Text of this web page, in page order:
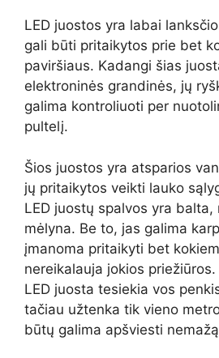
LED juostos yra labai
gali būti pritaikytos prie bet
paviršiaus. Kadangi šias
elektroninės grandinės, jų
galima kontroliuoti per
pultelį.
Šios juostos yra atsparios
jų pritaikytos veikti lauko
LED juostų spalvos yra
mėlyna. Be to, jas galima
įmanoma pritaikyti bet
nereikalauja jokios
LED juosta tesiekia vos
tačiau užtenka tik vieno
būtų galima apšviesti